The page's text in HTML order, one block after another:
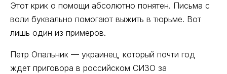
Этот крик о помощи абсолютно понятен. Письма с
воли буквально помогают выжить в тюрьме. Вот
лишь один из примеров.
Петр Опальник — украинец, который почти год
ждет приговора в российском СИЗО за